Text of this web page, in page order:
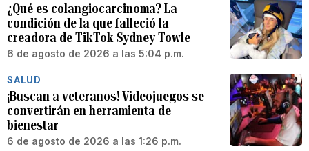
¿Qué es colangiocarcinoma? La
condición de la que falleció la
creadora de TikTok Sydney Towle
6 de agosto de 2026 a las 5:04 p.m.
SALUD
¡Buscan a veteranos! Videojuegos se
convertirán en herramienta de
bienestar
6 de agosto de 2026 a las 1:26 p.m.